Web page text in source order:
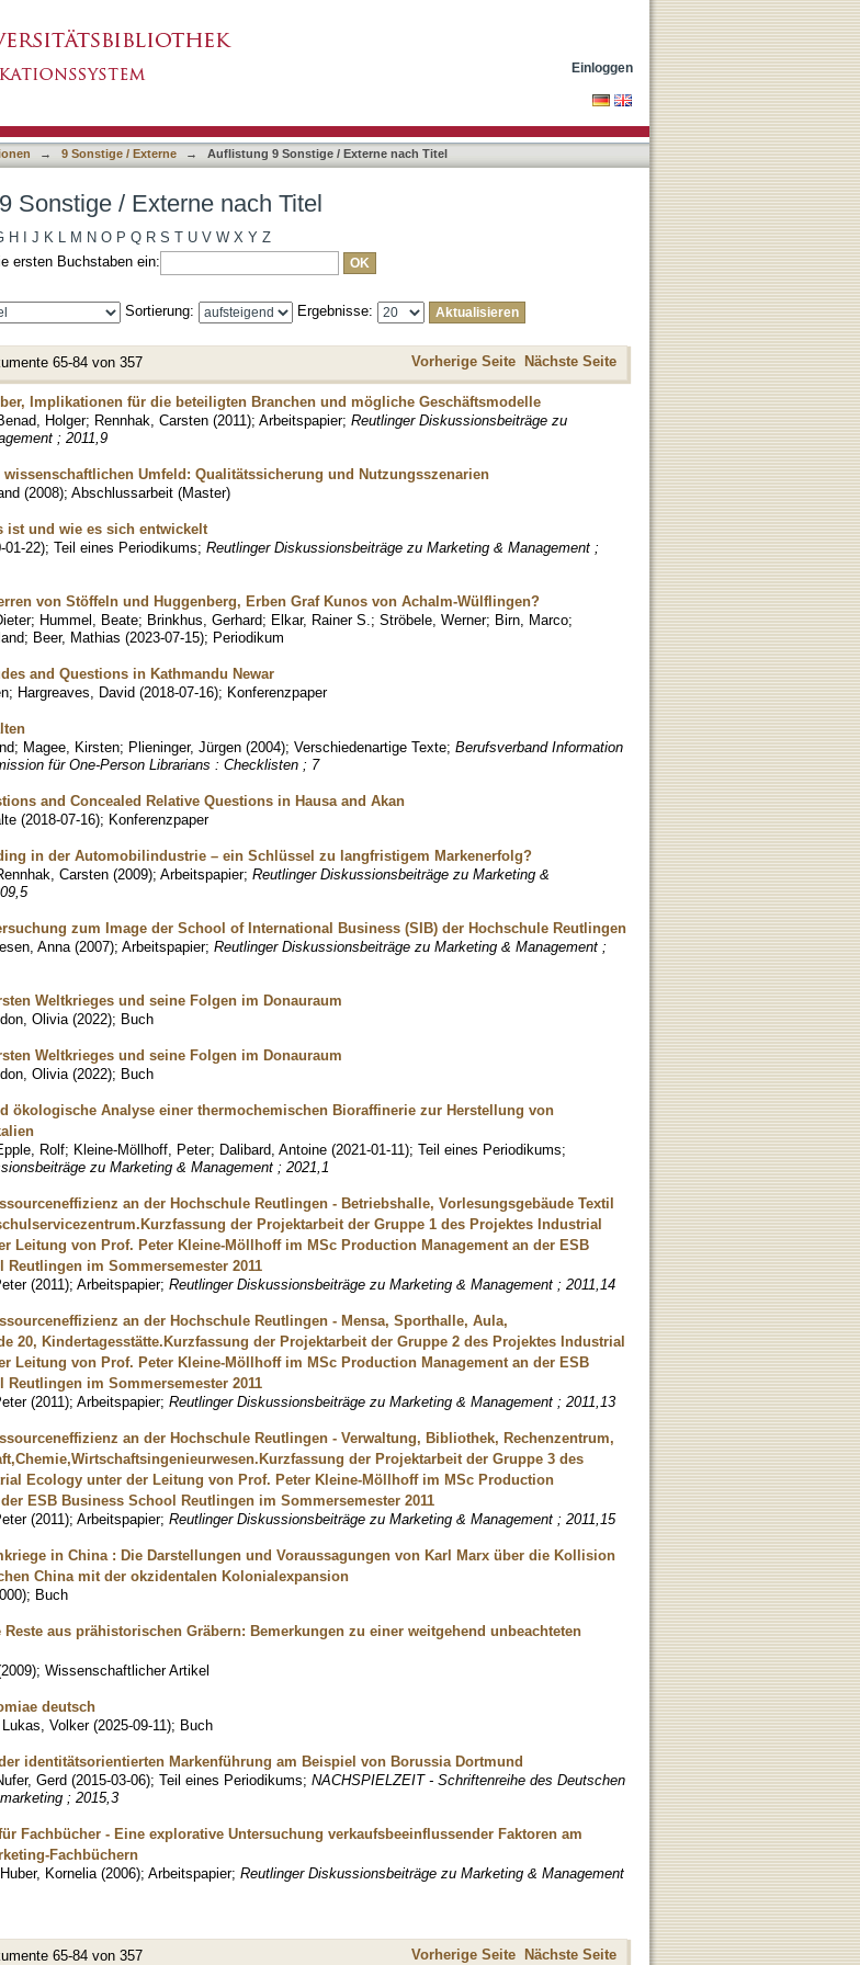
Einloggen
→ 9 Sonstige / Externe → Auflistung 9 Sonstige / Externe nach Titel
Sonstige / Externe nach Titel
H J K L M N O P Q R S T U V W X Y Z
ersten Buchstaben ein:
Sortierung: Ergebnisse:
65-84 von 357 Vorherige Seite Nächste Seite
Implikationen für die beteiligten Branchen und mögliche Geschäftsmodelle
Holger; Rennhak, Carsten (2011); Arbeitspapier; Reutlinger Diskussionsbeiträge zu
; 2011,9
Umfeld: Qualitätssicherung und Nutzungsszenarien
(2008); Abschlussarbeit (Master)
ist und wie es sich entwickelt
01-22); Teil eines Periodikums; Reutlinger Diskussionsbeiträge zu Marketing & Management ;
von Stöffeln und Huggenberg, Erben Graf Kunos von Achalm-Wülflingen?
; Hummel, Beate; Brinkhus, Gerhard; Elkar, Rainer S. ; Ströbele, Werner; Birn, Marco;
; Beer, Mathias (2023-07-15); Periodikum
and Questions in Kathmandu Newar
; Hargreaves, David (2018-07-16); Konferenzpaper
; Magee, Kirsten; Plieninger, Jürgen (2004); Verschiedenartige Texte; Berufsverband Information
für One-Person Librarians : Checklisten ; 7
and Concealed Relative Questions in Hausa and Akan
(2018-07-16); Konferenzpaper
in der Automobilindustrie – ein Schlüssel zu langfristigem Markenerfolg?
Carsten (2009); Arbeitspapier; Reutlinger Diskussionsbeiträge zu Marketing &
zum Image der School of International Business (SIB) der Hochschule Reutlingen
Anna (2007); Arbeitspapier; Reutlinger Diskussionsbeiträge zu Marketing & Management ;
Weltkrieges und seine Folgen im Donauraum
Olivia (2022); Buch
Weltkrieges und seine Folgen im Donauraum
Olivia (2022); Buch
ökologische Analyse einer thermochemischen Bioraffinerie zur Herstellung von
Rolf; Kleine-Möllhoff, Peter; Dalibard, Antoine (2021-01-11); Teil eines Periodikums;
zu Marketing & Management ; 2021,1
an der Hochschule Reutlingen - Betriebshalle, Vorlesungsgebäude Textil
der Projektarbeit der Gruppe 1 des Projektes Industrial
Leitung von Prof. Peter Kleine-Möllhoff im MSc Production Management an der ESB
Reutlingen im Sommersemester 2011
(2011); Arbeitspapier; Reutlinger Diskussionsbeiträge zu Marketing & Management ; 2011,14
an der Hochschule Reutlingen - Mensa, Sporthalle, Aula,
20, Kindertagesstätte.Kurzfassung der Projektarbeit der Gruppe 2 des Projektes Industrial
Leitung von Prof. Peter Kleine-Möllhoff im MSc Production Management an der ESB
Reutlingen im Sommersemester 2011
(2011); Arbeitspapier; Reutlinger Diskussionsbeiträge zu Marketing & Management ; 2011,13
an der Hochschule Reutlingen - Verwaltung, Bibliothek, Rechenzentrum,
der Projektarbeit der Gruppe 3 des
Ecology unter der Leitung von Prof. Peter Kleine-Möllhoff im MSc Production
ESB Business School Reutlingen im Sommersemester 2011
(2011); Arbeitspapier; Reutlinger Diskussionsbeiträge zu Marketing & Management ; 2011,15
in China : Die Darstellungen und Voraussagungen von Karl Marx über die Kollision
China mit der okzidentalen Kolonialexpansion
); Buch
aus prähistorischen Gräbern: Bemerkungen zu einer weitgehend unbeachteten
2009); Wissenschaftlicher Artikel
deutsch
Lukas, Volker (2025-09-11); Buch
identitätsorientierten Markenführung am Beispiel von Borussia Dortmund
Gerd (2015-03-06); Teil eines Periodikums; NACHSPIELZEIT - Schriftenreihe des Deutschen
; 2015,3
Fachbücher - Eine explorative Untersuchung verkaufsbeeinflussender Faktoren am
Fachbüchern
Huber, Kornelia (2006); Arbeitspapier; Reutlinger Diskussionsbeiträge zu Marketing & Management
65-84 von 357 Vorherige Seite Nächste Seite